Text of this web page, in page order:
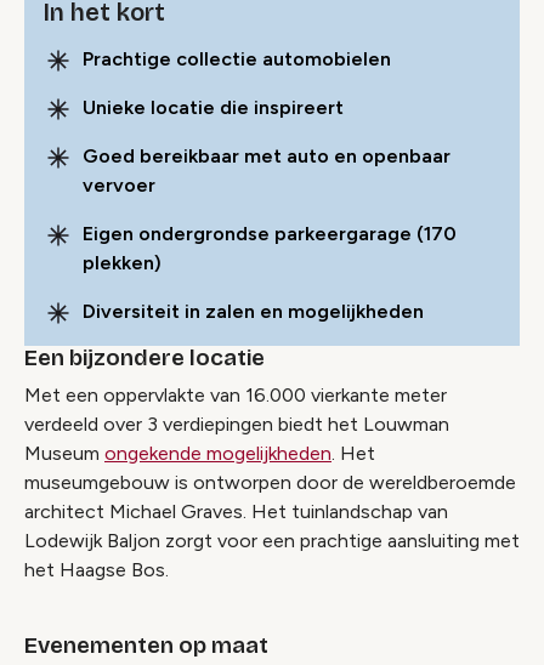
In het kort
Prachtige collectie automobielen
Unieke locatie die inspireert
Goed bereikbaar met auto en openbaar
vervoer
Eigen ondergrondse parkeergarage (170
plekken)
Diversiteit in zalen en mogelijkheden
Een bijzondere locatie
Met een oppervlakte van 16.000 vierkante meter
verdeeld over 3 verdiepingen biedt het Louwman
Museum ongekende mogelijkheden. Het
museumgebouw is ontworpen door de wereldberoemde
architect Michael Graves. Het tuinlandschap van
Lodewijk Baljon zorgt voor een prachtige aansluiting met
het Haagse Bos.
Evenementen op maat